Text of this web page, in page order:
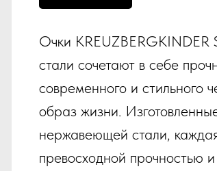
Очки
стали сочетают в себе
современного и стильного
образ жизни.
нержавеющей стали,
превосходной прочностью